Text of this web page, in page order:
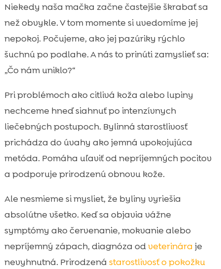
 Prečo sa oplatí riešiť zdravie pokožky
mačky včas
Najčastejšie príčiny podráždenia, svrbenia
praxi: čo funguje a prečo
Bezpečnosť na prvom mieste: ktoré bylinky
kúpele pre citlivú pokožku
Bylinné oleje a balzamy: hydratácia,
bariéra a regenerácia
 Starostlivosť o srsť ako prevencia kožných
Alergie a parazity: kedy bylinky nestačia
Výživa a pokožka: čo má spoločné miska s
lesklou srsťou

CricksyCat krmivo ako prirodzená opora
pre citlivú pokožku
Niekedy naša mačka začne častejšie škrabať sa
než obvykle. V tom momente si uvedomíme jej
nepokoj. Počujeme, ako jej pazúriky rýchlo
šuchnú po podlahe. A nás to prinúti zamyslieť sa:
„Čo nám uniklo?“
Pri problémoch ako citlivá koža alebo lupiny
nechceme hneď siahnuť po intenzívnych
liečebných postupoch. Bylinná starostlivosť
prichádza do úvahy ako jemná upokojujúca
metóda. Pomáha uľaviť od nepríjemných pocitov
a podporuje prirodzenú obnovu kože.
Ale nesmieme si mysliet, že byliny vyriešia
absolútne všetko. Keď sa objavia vážne
symptómy ako červenanie, mokvanie alebo
nepríjemný zápach, diagnóza odveterinára je
nevyhnutná. Prirodzená starostlivosť o pokožku